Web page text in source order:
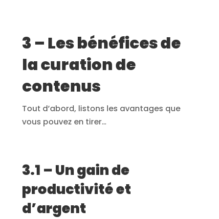
3 – Les bénéfices de
la curation de
contenus
Tout d’abord, listons les avantages que
vous pouvez en tirer…
3.1 – Un gain de
productivité et
d’argent